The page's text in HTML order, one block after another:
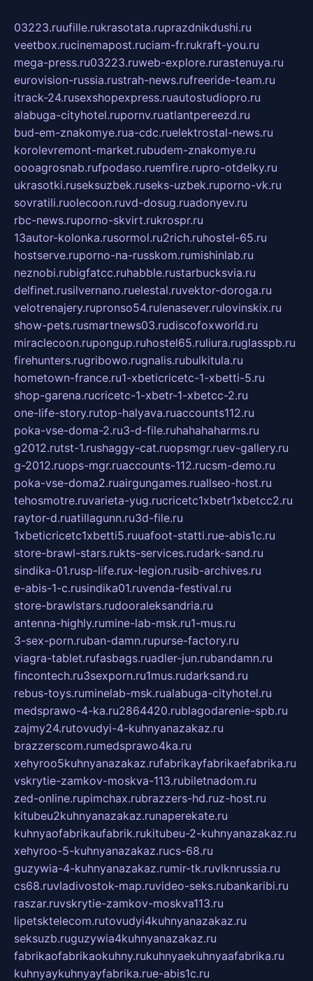
03223.ruufille.rukrasotata.ruprazdnikdushi.ru
veetbox.rucinemapost.ruciam-fr.rukraft-you.ru
mega-press.ru03223.ruweb-explore.rurastenuya.ru
eurovision-russia.rustrah-news.rufreeride-team.ru
itrack-24.rusexshopexpress.ruautostudiopro.ru
alabuga-cityhotel.rupornv.ruatlantpereezd.ru
bud-em-znakomye.rua-cdc.ruelektrostal-news.ru
korolevremont-market.rubudem-znakomye.ru
oooagrosnab.rufpodaso.ruemfire.rupro-otdelky.ru
ukrasotki.ruseksuzbek.ruseks-uzbek.ruporno-vk.ru
sovratili.ruolecoon.ruvd-dosug.ruadonyev.ru
rbc-news.ruporno-skvirt.rukrospr.ru
13autor-kolonka.rusormol.ru2rich.ruhostel-65.ru
hostserve.ruporno-na-russkom.rumishinlab.ru
neznobi.rubigfatcc.ruhabble.rustarbucksvia.ru
delfinet.rusilvernano.ruelestal.ruvektor-doroga.ru
velotrenajery.rupronso54.rulenasever.rulovinskix.ru
show-pets.rusmartnews03.rudiscofoxworld.ru
miraclecoon.rupongup.ruhostel65.ruliura.ruglasspb.ru
firehunters.rugribowo.rugnalis.rubulkitula.ru
hometown-france.ru1-xbeticricetc-1-xbetti-5.ru
shop-garena.rucricetc-1-xbetr-1-xbetcc-2.ru
one-life-story.rutop-halyava.ruaccounts112.ru
poka-vse-doma-2.ru3-d-file.ruhahahaharms.ru
g2012.rutst-1.rushaggy-cat.ruopsmgr.ruev-gallery.ru
g-2012.ruops-mgr.ruaccounts-112.rucsm-demo.ru
poka-vse-doma2.ruairgungames.ruallseo-host.ru
tehosmotre.ruvarieta-yug.rucricetc1xbetr1xbetcc2.ru
raytor-d.ruatillagunn.ru3d-file.ru
1xbeticricetc1xbetti5.ruuafoot-statti.rue-abis1c.ru
store-brawl-stars.rukts-services.rudark-sand.ru
sindika-01.rusp-life.rux-legion.rusib-archives.ru
e-abis-1-c.rusindika01.ruvenda-festival.ru
store-brawlstars.rudooraleksandria.ru
antenna-highly.rumine-lab-msk.ru1-mus.ru
3-sex-porn.ruban-damn.rupurse-factory.ru
viagra-tablet.rufasbags.ruadler-jun.rubandamn.ru
fincontech.ru3sexporn.ru1mus.rudarksand.ru
rebus-toys.ruminelab-msk.rualabuga-cityhotel.ru
medsprawo-4-ka.ru2864420.rublagodarenie-spb.ru
zajmy24.rutovudyi-4-kuhnyanazakaz.ru
brazzerscom.rumedsprawo4ka.ru
xehyroo5kuhnyanazakaz.rufabrikayfabrikaefabrika.ru
vskrytie-zamkov-moskva-113.rubiletnadom.ru
zed-online.rupimchax.rubrazzers-hd.ruz-host.ru
kitubeu2kuhnyanazakaz.runaperekate.ru
kuhnyaofabrikaufabrik.rukitubeu-2-kuhnyanazakaz.ru
xehyroo-5-kuhnyanazakaz.rucs-68.ru
guzywia-4-kuhnyanazakaz.rumir-tk.ruvlknrussia.ru
cs68.ruvladivostok-map.ruvideo-seks.rubankaribi.ru
raszar.ruvskrytie-zamkov-moskva113.ru
lipetsktelecom.rutovudyi4kuhnyanazakaz.ru
seksuzb.ruguzywia4kuhnyanazakaz.ru
fabrikaofabrikaokuhny.rukuhnyaekuhnyaafabrika.ru
kuhnyaykuhnyayfabrika.rue-abis1c.ru